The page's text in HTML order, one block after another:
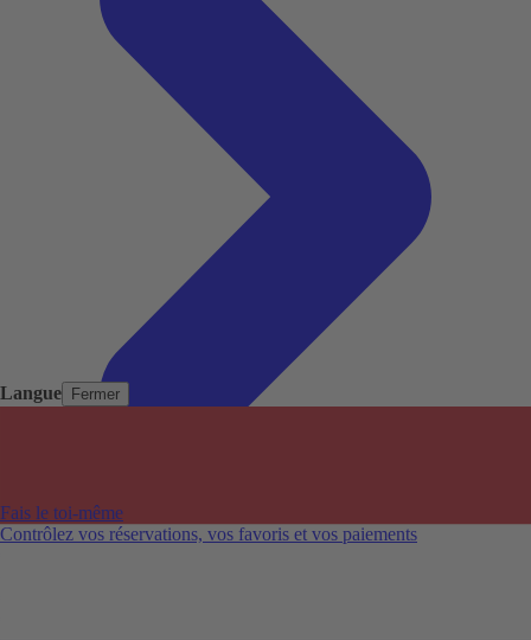
Langue Fermer
Fais le toi-même
Contrôlez vos réservations, vos favoris et vos paiements
Aéroports populaires
Villes populaires
Australie